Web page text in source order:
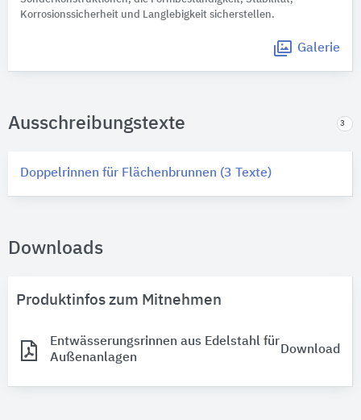
Korrosionssicherheit und Langlebigkeit sicherstellen.
Galerie
Ausschreibungstexte 3
Doppelrinnen für Flächenbrunnen (3 Texte)
Downloads
Produktinfos zum Mitnehmen
Entwässerungsrinnen aus Edelstahl für
Außenanlagen
Download